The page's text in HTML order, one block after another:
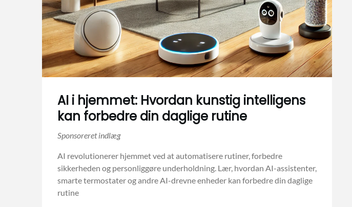
AI i hjemmet: Hvordan kunstig intelligens
kan forbedre din daglige rutine
AI revolutionerer hjemmet ved at automatisere rutiner, forbedre
sikkerheden og personliggøre underholdning. Lær, hvordan AI-assistenter,
smarte termostater og andre AI-drevne enheder kan forbedre din daglige
rutine